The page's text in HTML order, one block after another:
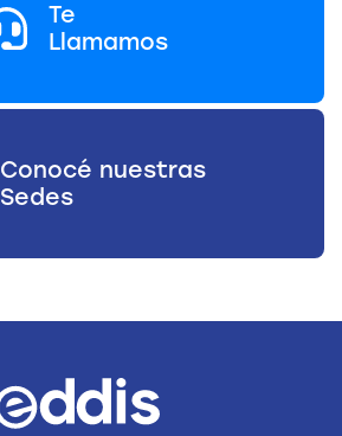
Te
Llamamos
Conocé nuestras
Sedes